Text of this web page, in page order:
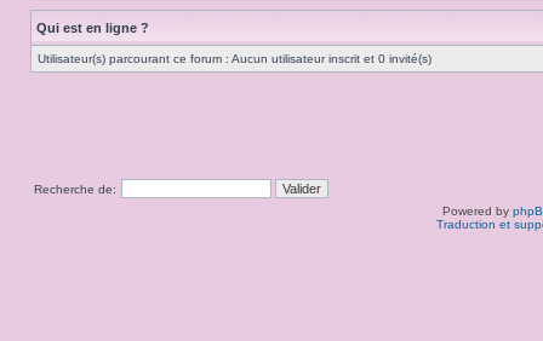
Qui est en ligne ?
Utilisateur(s) parcourant ce forum : Aucun utilisateur inscrit et 0 invité(s)
Recherche de:
Powered by
Traduction et